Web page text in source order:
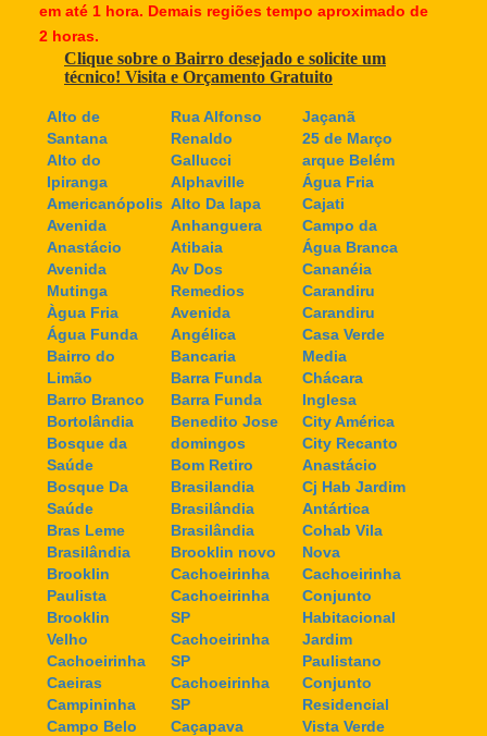
em até 1 hora. Demais regiões tempo aproximado de
2 horas.
Clique sobre o Bairro desejado e solicite um
técnico! Visita e Orçamento Gratuito
Alto de
Santana
Alto do
Ipiranga
Americanópolis
Avenida
Anastácio
Avenida
Mutinga
Àgua Fria
Água Funda
Bairro do
Limão
Barro Branco
Bortolândia
Bosque da
Saúde
Bosque Da
Saúde
Bras Leme
Brasilândia
Brooklin
Paulista
Brooklin
Velho
Cachoeirinha
Caeiras
Campininha
Campo Belo
Rua Alfonso
Renaldo
Gallucci
Alphaville
Alto Da lapa
Anhanguera
Atibaia
Av Dos
Remedios
Avenida
Angélica
Bancaria
Barra Funda
Barra Funda
Benedito Jose
domingos
Bom Retiro
Brasilandia
Brasilândia
Brasilândia
Brooklin novo
Cachoeirinha
Cachoeirinha
SP
Cachoeirinha
SP
Cachoeirinha
SP
Caçapava
Jaçanã
25 de Março
arque Belém
Água Fria
Cajati
Campo da
Água Branca
Cananéia
Carandiru
Carandiru
Casa Verde
Media
Chácara
Inglesa
City América
City Recanto
Anastácio
Cj Hab Jardim
Antártica
Cohab Vila
Nova
Cachoeirinha
Conjunto
Habitacional
Jardim
Paulistano
Conjunto
Residencial
Vista Verde